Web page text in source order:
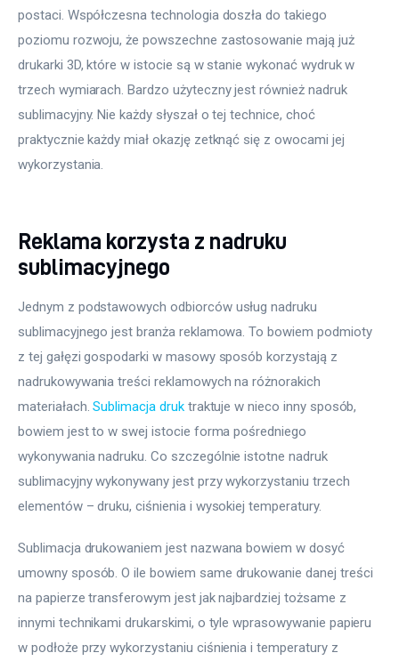
postaci. Współczesna technologia doszła do takiego
poziomu rozwoju, że powszechne zastosowanie mają już
drukarki 3D, które w istocie są w stanie wykonać wydruk w
trzech wymiarach. Bardzo użyteczny jest również nadruk
sublimacyjny. Nie każdy słyszał o tej technice, choć
praktycznie każdy miał okazję zetknąć się z owocami jej
wykorzystania.
Reklama korzysta z nadruku
sublimacyjnego
Jednym z podstawowych odbiorców usług nadruku
sublimacyjnego jest branża reklamowa. To bowiem podmioty
z tej gałęzi gospodarki w masowy sposób korzystają z
nadrukowywania treści reklamowych na różnorakich
materiałach. Sublimacja druk traktuje w nieco inny sposób,
bowiem jest to w swej istocie forma pośredniego
wykonywania nadruku. Co szczególnie istotne nadruk
sublimacyjny wykonywany jest przy wykorzystaniu trzech
elementów – druku, ciśnienia i wysokiej temperatury.
Sublimacja drukowaniem jest nazwana bowiem w dosyć
umowny sposób. O ile bowiem same drukowanie danej treści
na papierze transferowym jest jak najbardziej tożsame z
innymi technikami drukarskimi, o tyle wprasowywanie papieru
w podłoże przy wykorzystaniu ciśnienia i temperatury z